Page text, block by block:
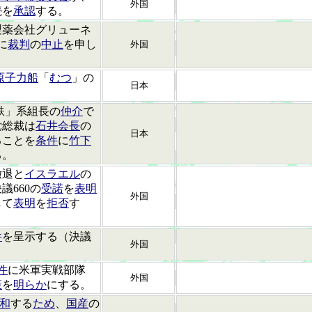
承認する。
外国
会社グリューネ
裁判 の中止 を申し 外国
子力船 「 むつ 」の
日本
」系組長の仲介で
裁は石井会長の
とを条件に竹下
日本
と イスラエルの
660の受諾を表明
表明 を拒否す
外国
を呈示する（決議
外国
に米軍実戦部隊
を明らかにする。
外国
するため 国産の